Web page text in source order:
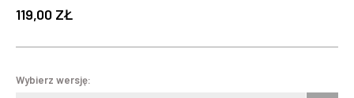
119,00 ZŁ
Wybierz wersję: